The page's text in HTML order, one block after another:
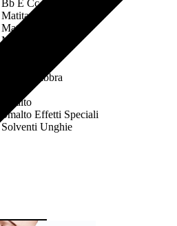
Bb E Cc Cream
Matita Occhi
Matita Sopracciglia
Mascara
Matita Labbra
Smalto
Smalto Effetti Speciali
Solventi Unghie